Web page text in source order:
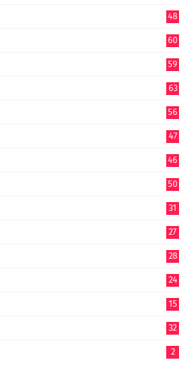
48
60
59
63
56
47
46
50
31
27
28
24
15
32
2